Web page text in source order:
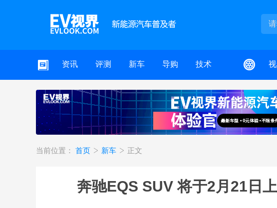
资讯 评测 新车 导购 技术
当前位置： 首页 新车 正文
奔驰EQS SUV 将于2月21日